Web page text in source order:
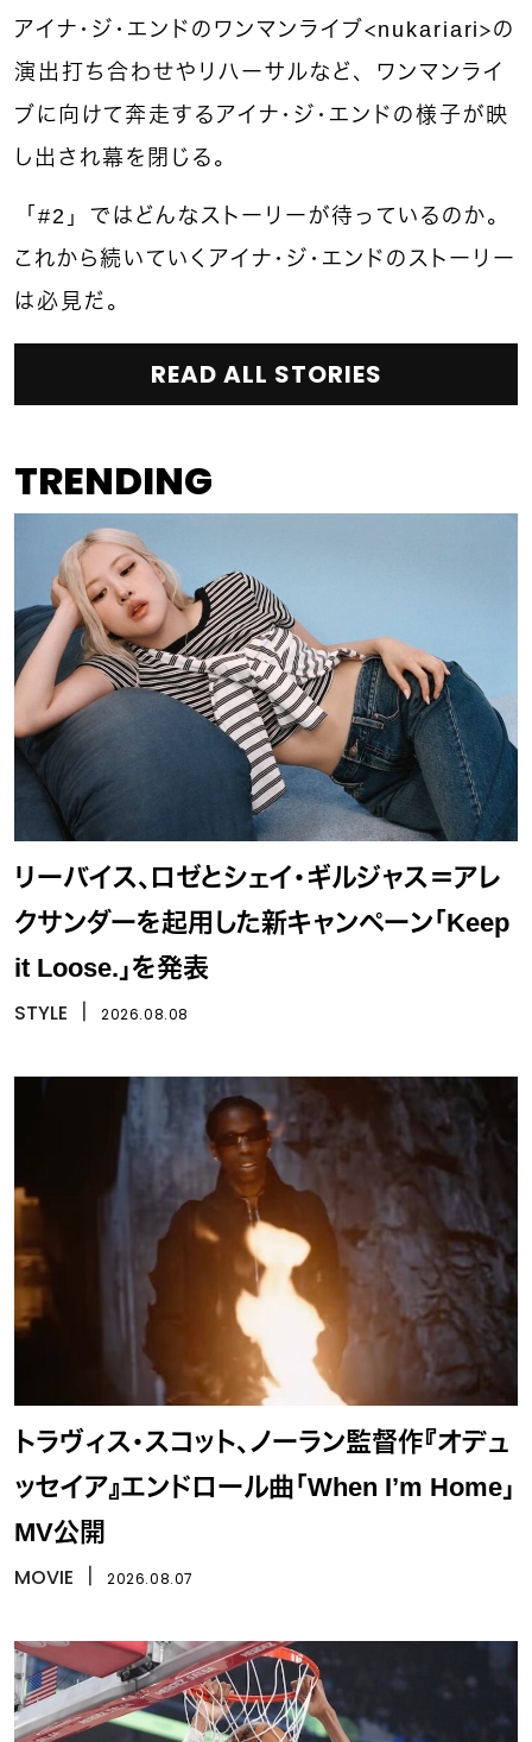
アイナ・ジ・エンドのワンマンライブ＜nukariari＞の
演出打ち合わせやリハーサルなど、ワンマンライ
ブに向けて奔走するアイナ・ジ・エンドの様子が映
し出され幕を閉じる。
「#2」ではどんなストーリーが待っているのか。
これから続いていくアイナ・ジ・エンドのストーリー
は必見だ。
READ ALL STORIES
TRENDING
リーバイス、ロゼとシェイ・ギルジャス＝アレ
クサンダーを起用した新キャンペーン「Keep
it Loose.」を発表
STYLE 2026.08.08
トラヴィス・スコット、ノーラン監督作『オデュ
ッセイア』エンドロール曲「When I’m Home」
MV公開
MOVIE 2026.08.07